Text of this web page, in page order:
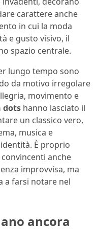
carattere anche
in cui la moda
e gusto visivo, il
spazio centrale.
lungo tempo sono
da motivo irregolare
movimento e
dots hanno lasciato il
un classico vero,
musica e
È proprio
anche
improvvisa, ma
a farsi notare nel
ancora